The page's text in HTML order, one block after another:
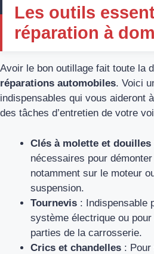
Les outils
réparation à
Avoir le bon outillage fait toute la
réparations automobiles. Voici
indispensables qui vous aideront
des tâches d’entretien de votre
Clés à molette et douilles
nécessaires pour
notamment sur le moteur
suspension.
Tournevis : Indispensable
système électrique ou
parties de la carrosserie.
Crics et chandelles :